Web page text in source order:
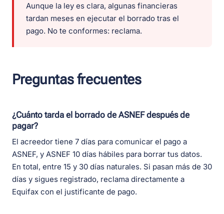
Aunque la ley es clara, algunas financieras
tardan meses en ejecutar el borrado tras el
pago. No te conformes: reclama.
Preguntas frecuentes
¿Cuánto tarda el borrado de ASNEF después de
pagar?
El acreedor tiene 7 días para comunicar el pago a
ASNEF, y ASNEF 10 días hábiles para borrar tus datos.
En total, entre 15 y 30 días naturales. Si pasan más de 30
días y sigues registrado, reclama directamente a
Equifax con el justificante de pago.